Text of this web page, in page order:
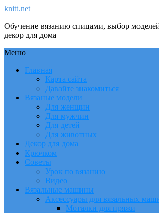
knitt.net
Обучение вязанию спицами, выбор
декор для дома
Меню
Главная
Карта сайта
Давайте знакомиться
Вязаные модели
Для женщин
Для мужчин
Для детей
Для животных
Декор для дома
Крючком
Советы
Урок по вязанию
Видео
Вязальные машины
Аксессуары для вязальных
Моталки для пряжи